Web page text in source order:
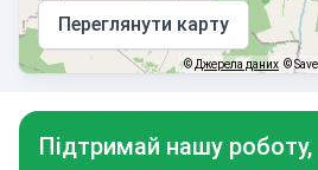
Переглянути карту
© Джерела даних ©
Підтримай нашу роботу,